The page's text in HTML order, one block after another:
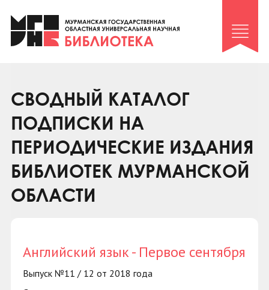
Клуб «Гиря и сельдерей»
Клуб «Семейный архив»
Коллегам
Контакты
СВОДНЫЙ КАТАЛОГ
ПОДПИСКИ НА
ПЕРИОДИЧЕСКИЕ ИЗДАНИЯ
БИБЛИОТЕК МУРМАНСКОЙ
ОБЛАСТИ
Английский язык - Первое сентября
Выпуск №11 / 12 от 2018 года